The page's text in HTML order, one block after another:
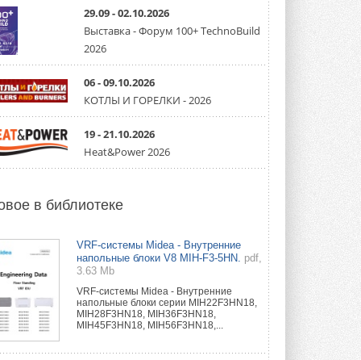
Президент Омского землячества в
Москве Михаил Тимошенко посетил
Омск с трёхдневным рабочим визитом ...
31 ИЮЛЯ 2026
Carrier модернизирует
флагманский чиллер AquaEdge
19XR
работающую на хладагенте R1234ze ...
31 ИЮЛЯ 2026
охлаждения для ЦОД
31 ИЮЛЯ 2026
США запретили использование
иностранных инверторов
28 июля 2026 года Федеральная
комиссия по связи США (FCC) обновила
свой специальный перечень Covered ...
29.09 - 02.10.2026
Выставка - Форум 100+ TechnoBuild
2026
06 - 09.10.2026
КОТЛЫ И ГОРЕЛКИ - 2026
19 - 21.10.2026
Heat&Power 2026
в библиотеке
VRF-системы Midea - Внутренние
напольные блоки V8 MIH-F3-5HN. pdf,
3.63 Mb
VRF-системы Midea - Внутренние
напольные блоки серии MIH22F3HN18,
MIH28F3HN18, MIH36F3HN18,
MIH45F3HN18, MIH56F3HN18,...